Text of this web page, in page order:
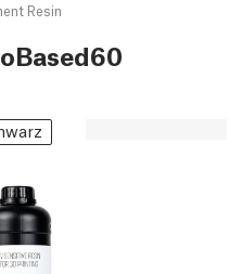
Resin